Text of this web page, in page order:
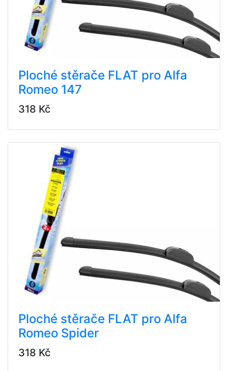
Ploché stěrače FLAT pro Alfa
Romeo 147
318 Kč
Ploché stěrače FLAT pro Alfa
Romeo Spider
318 Kč